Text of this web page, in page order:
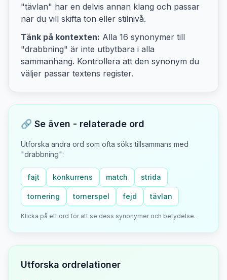
"tävlan" har en delvis annan klang och passar
när du vill skifta ton eller stilnivå.
Tänk på kontexten: Alla 16 synonymer till
"drabbning" är inte utbytbara i alla
sammanhang. Kontrollera att den synonym du
väljer passar textens register.
🔗 Se även - relaterade ord
Utforska andra ord som ofta söks tillsammans med
"drabbning":
fajt konkurrens match strida
tornering tornerspel fejd tävlan
Klicka på ett ord för att se dess synonymer och betydelse.
Utforska ordrelationer